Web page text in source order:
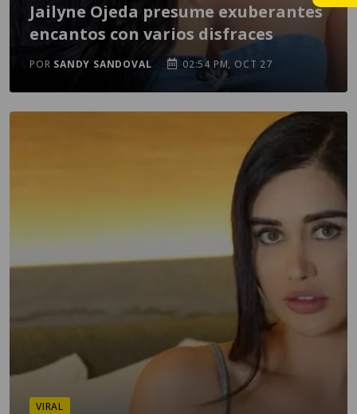
Jailyne Ojeda presume exuberantes
encantos con varios disfraces
POR SANDY SANDOVAL 02:54 PM, OCT 27
VIRAL